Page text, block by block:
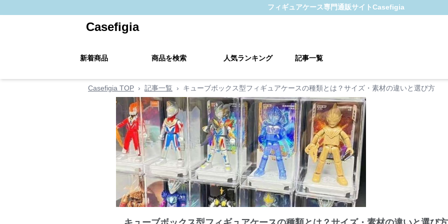
フィギュアケース専門通販サイトCasefigia
Casefigia
新着商品 商品を検索 人気ランキング 記事一覧
Casefigia TOP › 記事一覧 › キューブボックス型フィギュアケースの種類とは？サイズ・素材の違いと選び方